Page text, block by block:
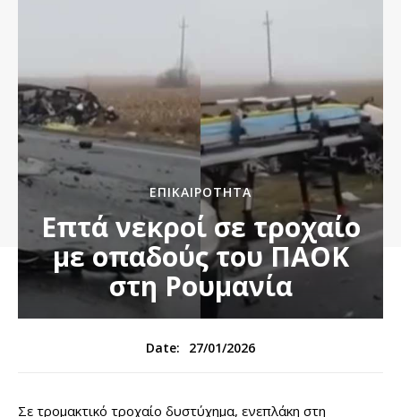
ΕΠΙΚΑΙΡΌΤΗΤΑ
Επτά νεκροί σε τροχαίο
με οπαδούς του ΠΑΟΚ
στη Ρουμανία
Date: 27/01/2026
Σε τρομακτικό τροχαίο δυστύχημα, ενεπλάκη στη